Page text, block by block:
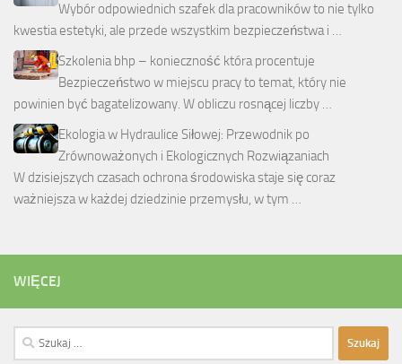
Wybór odpowiednich szafek dla pracowników to nie tylko
kwestia estetyki, ale przede wszystkim bezpieczeństwa i …
Szkolenia bhp – konieczność która procentuje
Bezpieczeństwo w miejscu pracy to temat, który nie
powinien być bagatelizowany. W obliczu rosnącej liczby …
Ekologia w Hydraulice Siłowej: Przewodnik po
Zrównoważonych i Ekologicznych Rozwiązaniach
W dzisiejszych czasach ochrona środowiska staje się coraz
ważniejsza w każdej dziedzinie przemysłu, w tym …
WIĘCEJ
Szukaj: